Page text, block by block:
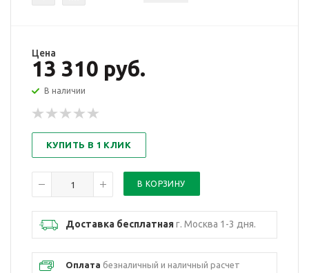
Цена
13 310 руб.
В наличии
КУПИТЬ В 1 КЛИК
Доставка бесплатнаяг. Москва 1-3 дня.
Оплата безналичный и наличный расчет